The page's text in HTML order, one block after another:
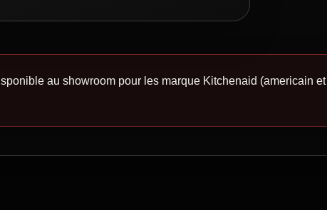
au showroom pour les marque Kitchenaid (americain et